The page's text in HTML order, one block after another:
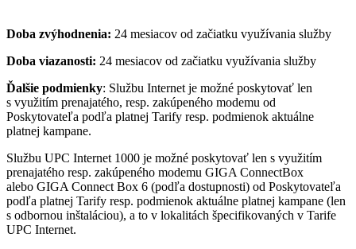
Doba zvýhodnenia: 24 mesiacov od začiatku využívania služby
Doba viazanosti: 24 mesiacov od začiatku využívania služby
Ďalšie podmienky: Službu Internet je možné poskytovať len
s využitím prenajatého, resp. zakúpeného modemu od
Poskytovateľa podľa platnej Tarify resp. podmienok aktuálne
platnej kampane.
Službu UPC Internet 1000 je možné poskytovať len s využitím
prenajatého resp. zakúpeného modemu GIGA ConnectBox
alebo GIGA Connect Box 6 (podľa dostupnosti) od Poskytovateľa
podľa platnej Tarify resp. podmienok aktuálne platnej kampane (len
s odbornou inštaláciou), a to v lokalitách špecifikovaných v Tarife
UPC Internet.